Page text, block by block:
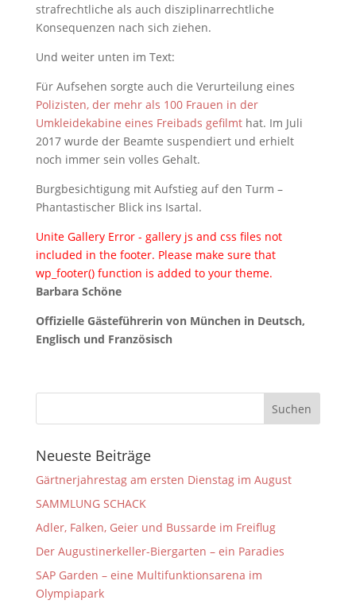
strafrechtliche als auch disziplinarrechtliche
Konsequenzen nach sich ziehen.
Und weiter unten im Text:
Für Aufsehen sorgte auch die Verurteilung eines
Polizisten, der mehr als 100 Frauen in der
Umkleidekabine eines Freibads gefilmthat. Im Juli
2017 wurde der Beamte suspendiert und erhielt
noch immer sein volles Gehalt.
Burgbesichtigung mit Aufstieg auf den Turm –
Phantastischer Blick ins Isartal.
Unite Gallery Error - gallery js and css files not
included in the footer. Please make sure that
wp_footer() function is added to your theme.
Barbara Schöne
Offizielle Gästeführerin von München in Deutsch,
Englisch und Französisch
Neueste Beiträge
Gärtnerjahrestag am ersten Dienstag im August
SAMMLUNG SCHACK
Adler, Falken, Geier und Bussarde im Freiflug
Der Augustinerkeller-Biergarten – ein Paradies
SAP Garden – eine Multifunktionsarena im
Olympiapark